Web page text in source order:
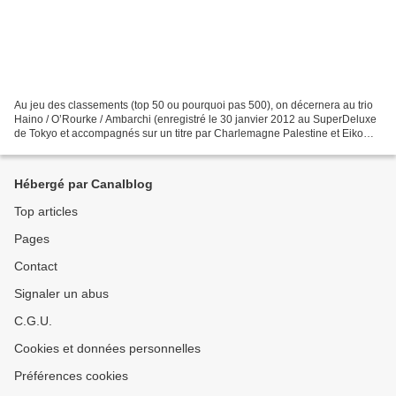
Au jeu des classements (top 50 ou pourquoi pas 500), on décernera au trio
Haino / O’Rourke / Ambarchi (enregistré le 30 janvier 2012 au SuperDeluxe
de Tokyo et accompagnés sur un titre par Charlemagne Palestine et Eiko
Hébergé par Canalblog
Top articles
Pages
Contact
Signaler un abus
C.G.U.
Cookies et données personnelles
Préférences cookies